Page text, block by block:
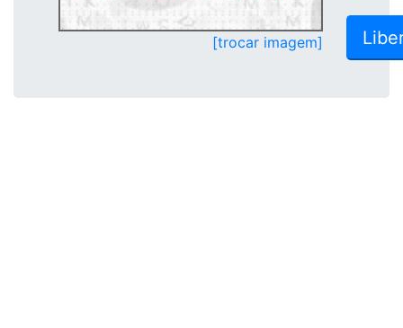
[trocar imagem]